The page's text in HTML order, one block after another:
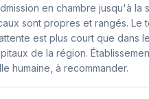
en chambre jusqu'à la
sont propres et rangés. Le
est plus court que dans
de la région.
humaine, à recommander.